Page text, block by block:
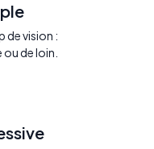
de vision :
de loin.